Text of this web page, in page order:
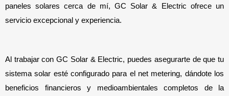
paneles solares cerca de mí, GC Solar & Electric ofrece un
servicio excepcional y experiencia.
Al trabajar con GC Solar & Electric, puedes asegurarte de que tu
sistema solar esté configurado para el net metering, dándote los
beneficios financieros y medioambientales completos de la